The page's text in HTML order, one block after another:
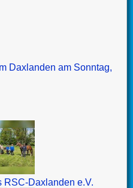
Daxlanden am Sonntag,
RSC-Daxlanden e.V.